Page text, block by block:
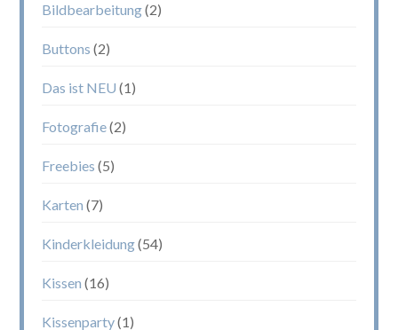
Bildbearbeitung(2)
Buttons (2)
Das ist NEU (1)
Fotografie(2)
Freebies (5)
Karten (7)
Kinderkleidung(54)
Kissen (16)
Kissenparty(1)